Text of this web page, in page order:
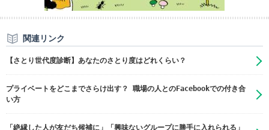
関連リンク
【さとり世代度診断】あなたのさとり度はどれくらい？
プライベートをどこまでさらけ出す？ 職場の人とのFacebookでの付き合
い方
「絶縁した人が友だち候補に」「興味ないグループに勝手に入れられる」